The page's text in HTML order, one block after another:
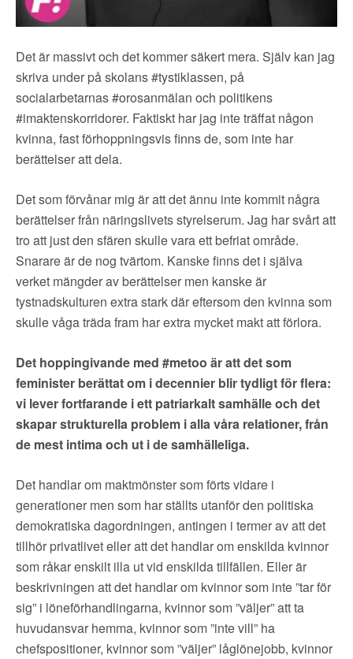
Det är massivt och det kommer säkert mera. Själv kan jag
skriva under på skolans #tystiklassen, på
socialarbetarnas #orosanmälan och politikens
#imaktenskorridorer. Faktiskt har jag inte träffat någon
kvinna, fast förhoppningsvis finns de, som inte har
berättelser att dela.
Det som förvånar mig är att det ännu inte kommit några
berättelser från näringslivets styrelserum. Jag har svårt att
tro att just den sfären skulle vara ett befriat område.
Snarare är de nog tvärtom. Kanske finns det i själva
verket mängder av berättelser men kanske är
tystnadskulturen extra stark där eftersom den kvinna som
skulle våga träda fram har extra mycket makt att förlora.
Det hoppingivande med #metoo är att det som
feminister berättat om i decennier blir tydligt för flera:
vi lever fortfarande i ett patriarkalt samhälle och det
skapar strukturella problem i alla våra relationer, från
de mest intima och ut i de samhälleliga.
Det handlar om maktmönster som förts vidare i
generationer men som har ställts utanför den politiska
demokratiska dagordningen, antingen i termer av att det
tillhör privatlivet eller att det handlar om enskilda kvinnor
som råkar enskilt illa ut vid enskilda tillfällen. Eller är
beskrivningen att det handlar om kvinnor som inte ”tar för
sig” i löneförhandlingarna, kvinnor som ”väljer” att ta
huvudansvar hemma, kvinnor som ”inte vill” ha
chefspositioner, kvinnor som ”väljer” låglönejobb, kvinnor